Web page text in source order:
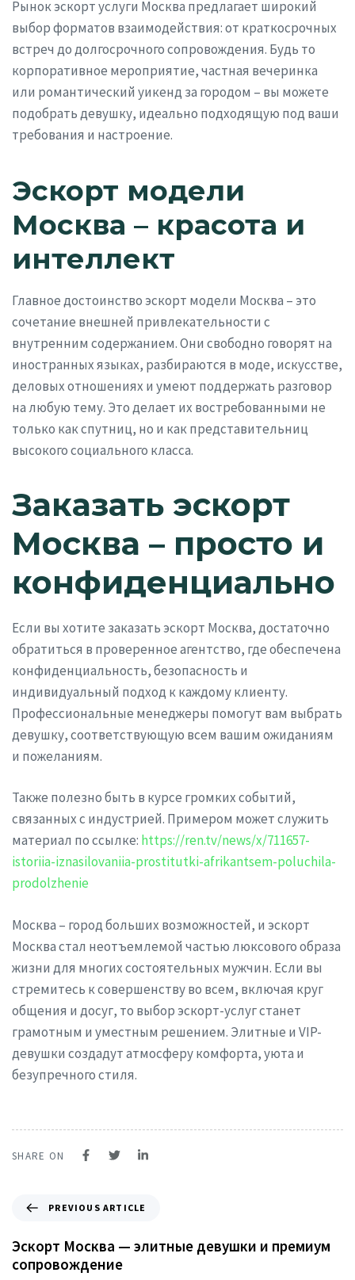
Рынок эскорт услуги Москва предлагает широкий
выбор форматов взаимодействия: от краткосрочных
встреч до долгосрочного сопровождения. Будь то
корпоративное мероприятие, частная вечеринка
или романтический уикенд за городом – вы можете
подобрать девушку, идеально подходящую под ваши
требования и настроение.
Эскорт модели
Москва – красота и
интеллект
Главное достоинство эскорт модели Москва – это
сочетание внешней привлекательности с
внутренним содержанием. Они свободно говорят на
иностранных языках, разбираются в моде, искусстве,
деловых отношениях и умеют поддержать разговор
на любую тему. Это делает их востребованными не
только как спутниц, но и как представительниц
высокого социального класса.
Заказать эскорт
Москва – просто и
конфиденциально
Если вы хотите заказать эскорт Москва, достаточно
обратиться в проверенное агентство, где обеспечена
конфиденциальность, безопасность и
индивидуальный подход к каждому клиенту.
Профессиональные менеджеры помогут вам выбрать
девушку, соответствующую всем вашим ожиданиям
и пожеланиям.
Также полезно быть в курсе громких событий,
связанных с индустрией. Примером может служить
материал по ссылке: https://ren.tv/news/x/711657-
istoriia-iznasilovaniia-prostitutki-afrikantsem-poluchila-
prodolzhenie
Москва – город больших возможностей, и эскорт
Москва стал неотъемлемой частью люксового образа
жизни для многих состоятельных мужчин. Если вы
стремитесь к совершенству во всем, включая круг
общения и досуг, то выбор эскорт-услуг станет
грамотным и уместным решением. Элитные и VIP-
девушки создадут атмосферу комфорта, уюта и
безупречного стиля.
SHARE ON
PREVIOUS ARTICLE
Эскорт Москва — элитные девушки и премиум
сопровождение